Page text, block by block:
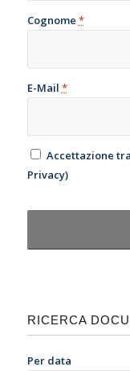
Cognome *
E-Mail *
Accettazione
Privacy)
RICERCA
Per data